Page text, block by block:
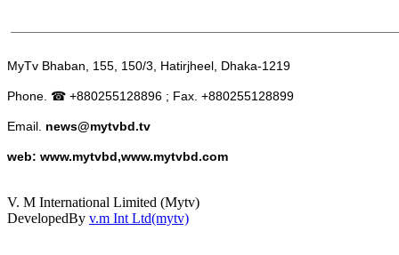
MyTv Bhaban, 155, 150/3, Hatirjheel, Dhaka-1219
Phone. ☎ +880255128896 ; Fax. +880255128899
Email. news@mytvbd.tv
web: www.mytvbd,www.mytvbd.com
V. M International Limited (Mytv)
DevelopedBy v.m Int Ltd(mytv)